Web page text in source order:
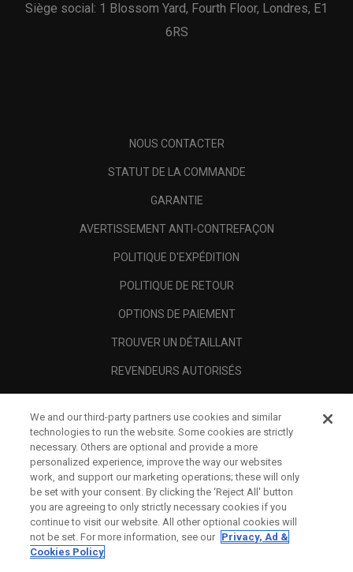
Siège social: 1 Blossom Yard, Fourth Floor, Londres, E1
6RS
NOUS CONTACTER
STATUT DE LA COMMANDE
GARANTIE
AVERTISSEMENT ANTI-CONTREFAÇON
POLITIQUE D'EXPÉDITION
POLITIQUE DE RETOUR
OPTIONS DE PAIEMENT
TROUVER UN DÉTAILLANT
REVENDEURS AUTORISÉS
A PROPOS
MENTIONS LÉGALES
We and our third-party partners use cookies and similar
technologies to run the website. Some cookies are strictly
necessary. Others are optional and provide a more
personalized experience, improve the way our websites
work, and support our marketing operations; these will only
be set with your consent. By clicking the ‘Reject All' button
you are agreeing to only strictly necessary cookies if you
continue to visit our website. All other optional cookies will
not be set. For more information, see our Privacy, Ad &
Cookies Policy